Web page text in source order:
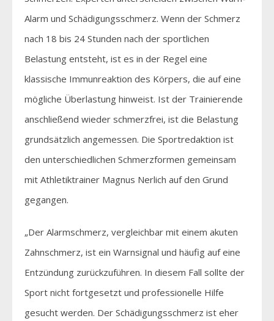
Alarm und Schädigungsschmerz. Wenn der Schmerz
nach 18 bis 24 Stunden nach der sportlichen
Belastung entsteht, ist es in der Regel eine
klassische Immunreaktion des Körpers, die auf eine
mögliche Überlastung hinweist. Ist der Trainierende
anschließend wieder schmerzfrei, ist die Belastung
grundsätzlich angemessen. Die Sportredaktion ist
den unterschiedlichen Schmerzformen gemeinsam
mit Athletiktrainer Magnus Nerlich auf den Grund
gegangen.
„Der Alarmschmerz, vergleichbar mit einem akuten
Zahnschmerz, ist ein Warnsignal und häufig auf eine
Entzündung zurückzuführen. In diesem Fall sollte der
Sport nicht fortgesetzt und professionelle Hilfe
gesucht werden. Der Schädigungsschmerz ist eher